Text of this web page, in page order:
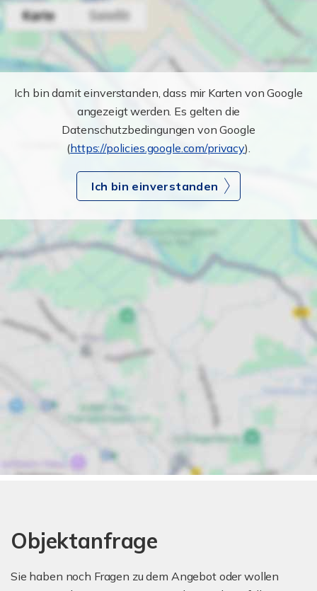
Ich bin damit einverstanden, dass mir Karten von Google
angezeigt werden. Es gelten die
Datenschutzbedingungen von Google
(https://policies.google.com/privacy).
Ich bin einverstanden
Objektanfrage
Sie haben noch Fragen zu dem Angebot oder wollen